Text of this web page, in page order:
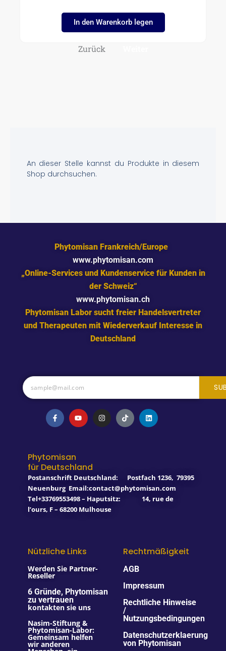
In den Warenkorb legen
Zurück
An dieser Stelle kannst du Produkte in diesem
Shop durchsuchen.
Phytomisan Frankreich/Europe
www.phytomisan.com
„Online-Services und Kundenservice für Kunden in
der Schweiz“
www.phytomisan.ch
Phytomisan Labor sucht freier Handelsvertreter
und Therapeuten mit Wiederverkauf Interesse in
Deutschland
F
a
c
o
k
-
f
Y
o
u
n
s
T
i
k
L
i
n
Phytomisan
für Deutschland
Postanschrift Deutschland: Postfach 1236, 79395
Neuenburg Email:contact@phytomisan.com
Tel+33769553498 – Haputsitz: 14, rue de
l’ours, F – 68200 Mulhouse
Nützliche Links
Werden Sie Partner-
Reseller
6 Gründe, Phytomisan
zu vertrauen
kontakten sie uns
Nasim-Stiftung &
Phytomisan-Labor:
Gemeinsam helfen
wir anderen
Rechtmäßigkeit
AGB
Impressum
Rechtliche Hinweise
/
Nutzungsbedingungen
Datenschutzerklaerung
von Phytomisan